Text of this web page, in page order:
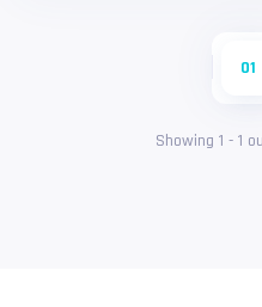
01
Showing 1 - 1